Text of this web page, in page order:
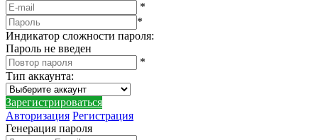
*
*
Индикатор сложности пароля:
Пароль не введен
*
Тип аккаунта:
Зарегистрироваться
Авторизация Регистрация
Генерация пароля